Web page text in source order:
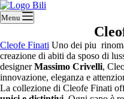
Menu
Cleofe Finati Uno dei piu
creazione di abiti da sposo di
designerMassimo Crivelli,
innovazione, eleganza e
La collezione di Cleofe Finati